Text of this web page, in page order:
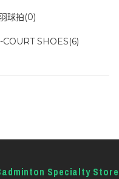
球拍(0)
COURT SHOES(6)
Specialty Store